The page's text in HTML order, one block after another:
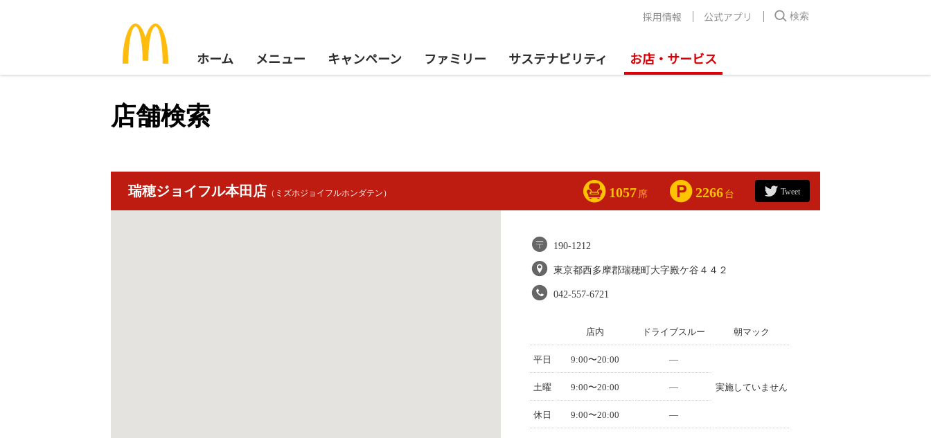
ホーム メニュー キャンペーン ファミリー サステナビリティ お店・サービス
採用情報 公式アプリ 検索
店舗検索
瑞穂ジョイフル本田店 （ミズホジョイフルホンダテン） 1057 席 2266 台 Tweet
190-1212
東京都西多摩郡瑞穂町大字殿ケ谷４４２
042-557-6721
店内 ドライブスルー 朝マック
平日 9:00〜20:00 —
実施していません
土曜 9:00〜20:00 —
休日 9:00〜20:00 —